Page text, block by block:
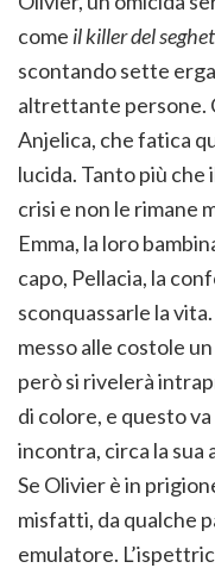
come il killer del
scontando sette
altrettante persone.
Anjelica, che fatica
lucida. Tanto più che
crisi e non le rimane
Emma, la loro
capo, Pellacia, la
sconquassarle la
messo alle costole
però si rivelerà
di colore, e questo
incontra, circa la sua
Se Olivier è in
misfatti, da qualche
emulatore.